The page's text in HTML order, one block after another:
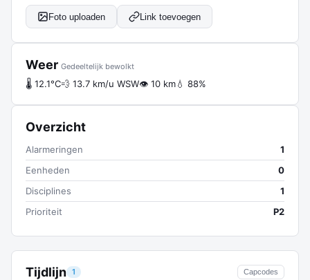
Tijdlijn 1 Capcodes
Foto uploaden Link toevoegen
Weer Gedeeltelijk bewolkt
🌡 12.1°C💨 13.7 km/u WSW👁 10 km💧 88%
Overzicht
Alarmeringen
1
Eenheden
0
Disciplines
1
Prioriteit
P2